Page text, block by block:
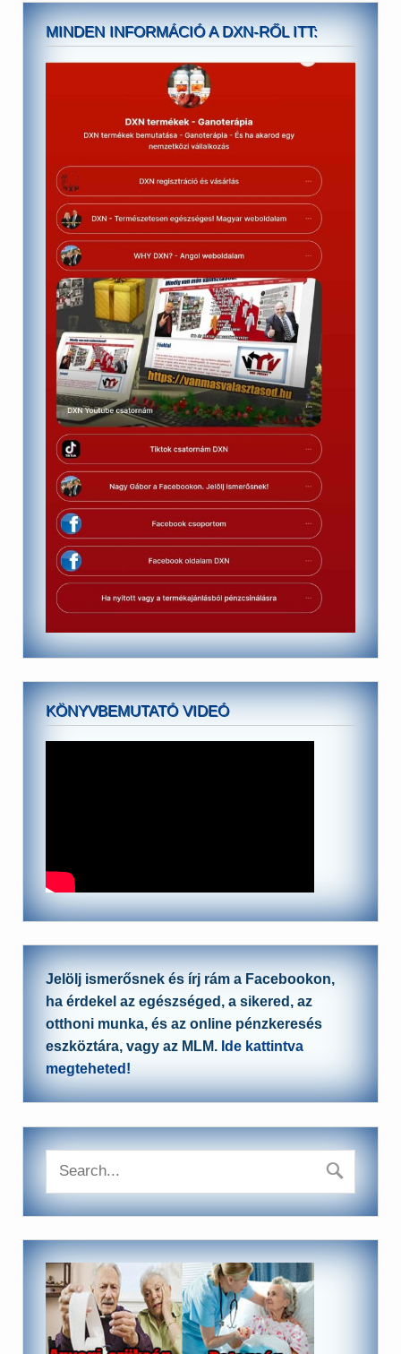
MINDEN INFORMÁCIÓ A DXN-RŐL ITT:
KÖNYVBEMUTATÓ VIDEÓ
Jelölj ismerősnek és írj rám a Facebookon,
ha érdekel az egészséged, a sikered, az
otthoni munka, és az online pénzkeresés
eszköztára, vagy az MLM. Ide kattintva
megteheted!